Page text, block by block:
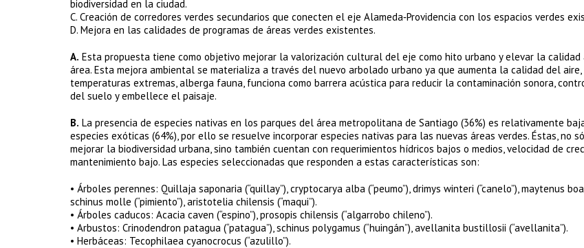
biodiversidad en la ciudad.
C. Creación de corredores verdes secundarios que conecten el eje Alameda‐Providencia con los espacios verdes
D. Mejora en las calidades de programas de áreas verdes existentes.
A. Esta propuesta tiene como objetivo mejorar la valorización cultural del eje como hito urbano y elevar la
área. Esta mejora ambiental se materializa a través del nuevo arbolado urbano ya que aumenta la calidad del aire,
temperaturas extremas, alberga fauna, funciona como barrera acústica para reducir la contaminación sonora,
del suelo y embellece el paisaje.
B. La presencia de especies nativas en los parques del área metropolitana de Santiago (36%) es relativamente
especies exóticas (64%), por ello se resuelve incorporar especies nativas para las nuevas áreas verdes. Éstas, no
mejorar la biodiversidad urbana, sino también cuentan con requerimientos hídricos bajos o medios, velocidad de
mantenimiento bajo. Las especies seleccionadas que responden a estas características son:
• Árboles perennes: Quillaja saponaria (“quillay”), cryptocarya alba (“peumo”), drimys winteri (“canelo”), maytenus
schinus molle (“pimiento”), aristotelia chilensis (“maqui”).
• Árboles caducos: Acacia caven (“espino”), prosopis chilensis (“algarrobo chileno”).
• Arbustos: Crinodendron patagua (“patagua”), schinus polygamus (“huingán”), avellanita bustillosii (“avellanita”).
• Herbáceas: Tecophilaea cyanocrocus (“azulillo”).